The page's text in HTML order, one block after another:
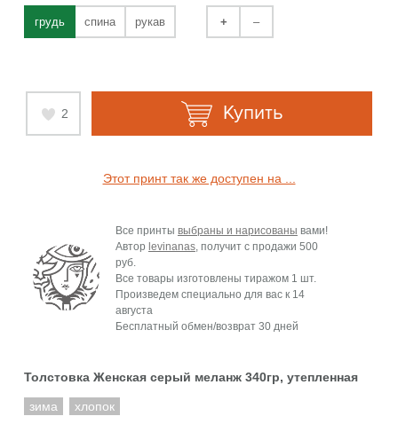
грудь спина рукав + –
2 Купить
Этот принт так же доступен на ...
Все принты выбраны и нарисованы вами!
Автор levinanas, получит с продажи 500
руб.
Все товары изготовлены тиражом 1 шт.
Произведем специально для вас к 14
августа
Бесплатный обмен/возврат 30 дней
Толстовка Женская серый меланж 340гр, утепленная
зима хлопок